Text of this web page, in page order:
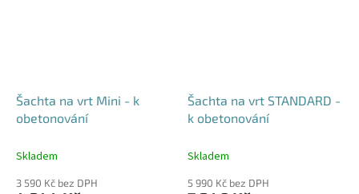
Šachta na vrt Mini - k
obetonování
Skladem
3 590 Kč bez DPH
Šachta na vrt STANDARD -
k obetonování
Skladem
5 990 Kč bez DPH